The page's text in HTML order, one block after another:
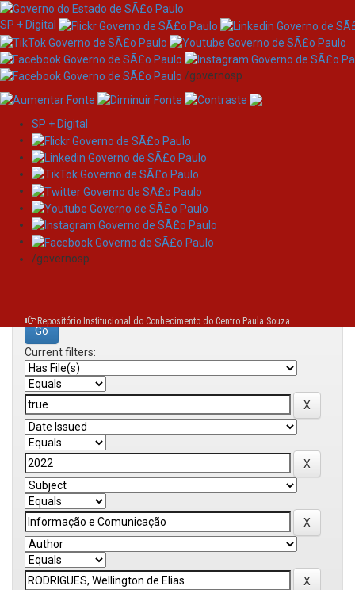
Skip
navigation
SP + Digital
/governosp
SP + Digital
/governosp
Repositório Institucional do Conhecimento do Centro Paula Souza
Search
Search:
Current filters: